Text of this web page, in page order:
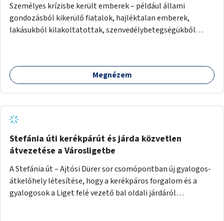
Személyes krízisbe került emberek – például állami
gondozásból kikerülő fiatalok, hajléktalan emberek,
lakásukból kilakoltatottak, szenvedélybetegségükből
civil/szakmai szervezeti háttérrel. A program a közvetlen
segítségen, biztonságnyújtáson kívül gazdálkodásba is
szemléletformálást is céljának tekinti.
Megnézem
Stefánia úti kerékpárút és járda közvetlen
átvezetése a Városligetbe
A Stefánia út – Ajtósi Dürer sor csomópontban új gyalogos-
átkelőhely létesítése, hogy a kerékpáros forgalom és a
gyalogosok a Liget felé vezető bal oldali járdáról